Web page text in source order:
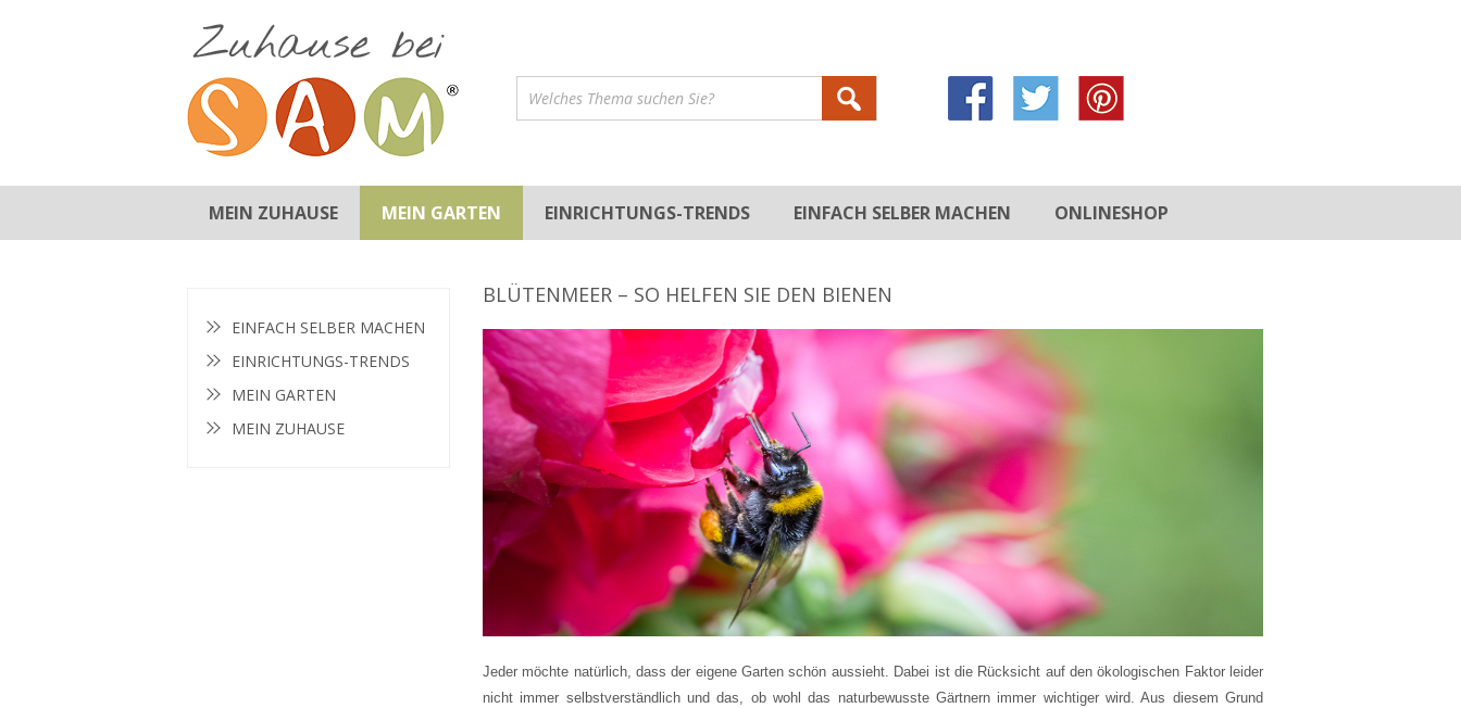
MEIN ZUHAUSE MEIN GARTEN EINRICHTUNGS-TRENDS EINFACH SELBER MACHEN ONLINESHOP
EINFACH SELBER MACHEN
EINRICHTUNGS-TRENDS
MEIN GARTEN
MEIN ZUHAUSE
BLÜTENMEER – SO HELFEN SIE DEN BIENEN
Jeder möchte natürlich, dass der eigene Garten schön aussieht. Dabei ist die Rücksicht auf den ökologischen Faktor leider
nicht immer selbstverständlich und das, ob wohl das naturbewusste Gärtnern immer wichtiger wird. Aus diesem Grund